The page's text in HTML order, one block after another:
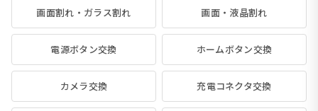
画面割れ・ガラス割れ 画面・液晶割れ
電源ボタン交換 ホームボタン交換
カメラ交換 充電コネクタ交換